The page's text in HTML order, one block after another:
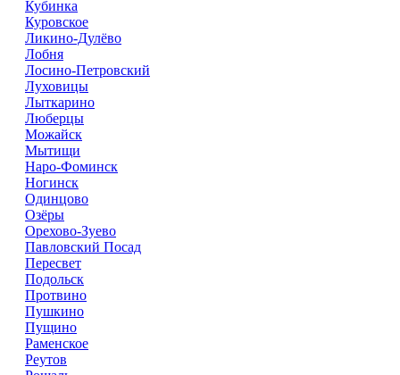
Кубинка
Куровское
Ликино-Дулёво
Лобня
Лосино-Петровский
Луховицы
Лыткарино
Люберцы
Можайск
Мытищи
Наро-Фоминск
Ногинск
Одинцово
Озёры
Орехово-Зуево
Павловский Посад
Пересвет
Подольск
Протвино
Пушкино
Пущино
Раменское
Реутов